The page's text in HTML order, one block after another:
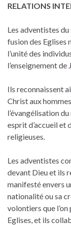
RELATIONS
Les adventistes
fusion des Eglises
l’unité des
l’enseignement de
Ils reconnaissent
Christ aux
l’évangélisation
esprit d’accueil et
religieuses.
Les adventistes
devant Dieu et ils
manifesté envers
nationalité ou sa
volontiers que
Eglises, et ils